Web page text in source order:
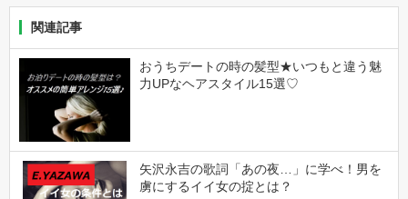
関連記事
おうちデートの時の髪型★いつもと違う魅
力UPなヘアスタイル15選♡
矢沢永吉の歌詞「あの夜…」に学べ！男を
虜にするイイ女の掟とは？